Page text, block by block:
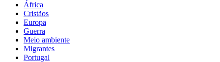
África
Cristãos
Europa
Guerra
Meio ambiente
Migrantes
Portugal